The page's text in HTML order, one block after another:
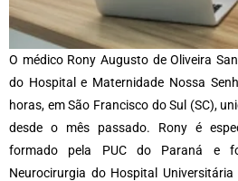
O médico Rony Augusto de Oliveira
do Hospital e Maternidade Nossa
horas, em São Francisco do Sul (SC),
desde o mês passado. Rony é
formado pela PUC do Paraná e
Neurocirurgia do Hospital